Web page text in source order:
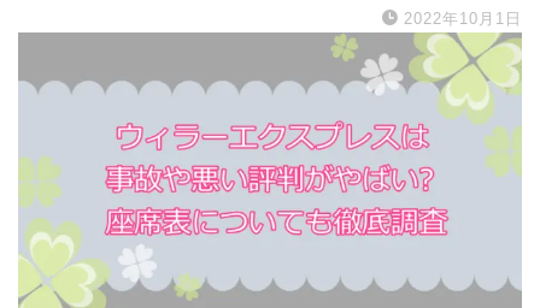
2022年10月1日